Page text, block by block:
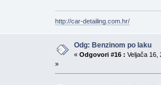
http://car-detailing.com.hr/
Odg: Benzinom po laku
« Odgovori #16 : Veljača 16,
»